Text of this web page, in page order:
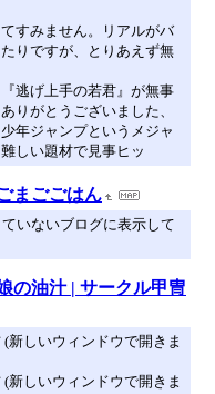
すみません。リアルがバ
りですが、とりあえず無
逃げ上手の若君』が無事
りがとうございました、
年ジャンプというメジャ
しい題材で見事ヒッ
まごごはん
いないブログに表示して
の油汁 | サークル甲冑
新しいウィンドウで開きま
新しいウィンドウで開きま